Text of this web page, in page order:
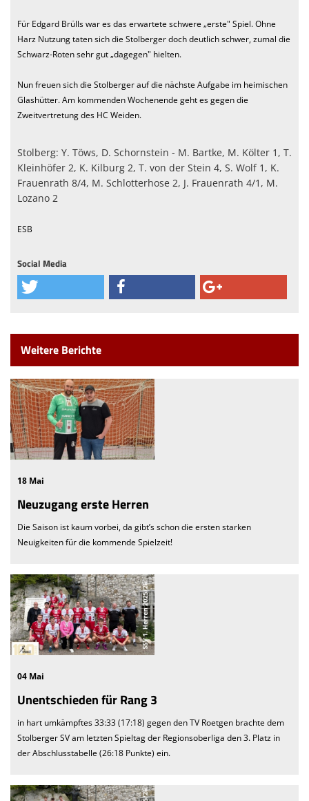
Für Edgard Brülls war es das erwartete schwere „erste" Spiel. Ohne
Harz Nutzung taten sich die Stolberger doch deutlich schwer, zumal die
Schwarz-Roten sehr gut „dagegen" hielten.
Nun freuen sich die Stolberger auf die nächste Aufgabe im heimischen
Glashütter. Am kommenden Wochenende geht es gegen die
Zweitvertretung des HC Weiden.
Stolberg: Y. Töws, D. Schornstein - M. Bartke, M. Költer 1, T.
Kleinhöfer 2, K. Kilburg 2, T. von der Stein 4, S. Wolf 1, K.
Frauenrath 8/4, M. Schlotterhose 2, J. Frauenrath 4/1, M.
Lozano 2
ESB
Social Media
Weitere Berichte
18 Mai
Neuzugang erste Herren
Die Saison ist kaum vorbei, da gibt’s schon die ersten starken
Neuigkeiten für die kommende Spielzeit!
04 Mai
Unentschieden für Rang 3
in hart umkämpftes 33:33 (17:18) gegen den TV Roetgen brachte dem
Stolberger SV am letzten Spieltag der Regionsoberliga den 3. Platz in
der Abschlusstabelle (26:18 Punkte) ein.